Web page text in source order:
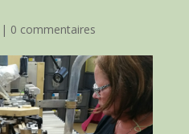
| 0 commentaires